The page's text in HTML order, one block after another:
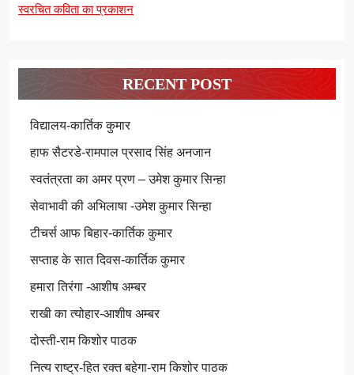
स्वरचित कविता का प्रकाशन
RECENT POST
विद्यालय-कार्तिक कुमार
हाफ सैटरडे-रामपाल प्रसाद सिंह अनजान
स्वतंत्रता का अमर प्रण – उमेश कुमार सिन्हा
सेवाभावी की अभिलाषा -उमेश कुमार सिन्हा
टीचर्स आफ बिहार-कार्तिक कुमार
सप्ताह के सात दिवस-कार्तिक कुमार
हमारा तिरंगा -आशीष अम्बर
राखी का त्योहार-आशीष अम्बर
दोस्ती-राम किशोर पाठक
नित्य राष्ट्र-हित रक्त बहेगा-राम किशोर पाठक